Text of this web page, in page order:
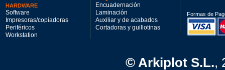
HARDWARE
Software
Impresoras/copiadoras
Periféricos
Workstation
Encuadernación
Laminación
Auxiliar y de acabados
Cortadoras y guillotinas
Formas de
© Arkiplot S.L.,